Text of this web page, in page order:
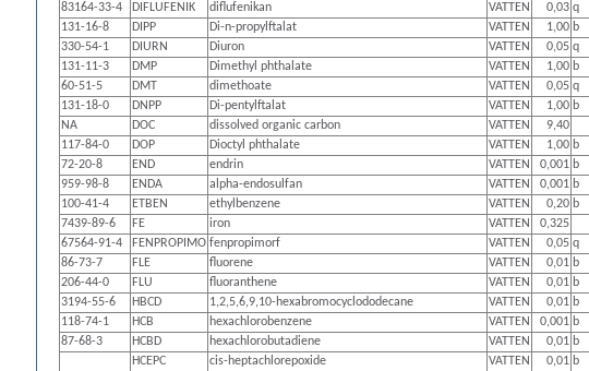
83164-33-4
DIFLUFENIK diflufenikan VATTEN 0,03 q
131-16-8
DIPP Di-n-propylftalat VATTEN 1,00 b
330-54-1
DIURN Diuron VATTEN 0,05 q
131-11-3
DMP Dimethyl phthalate VATTEN 1,00 b
60-51-5
DMT dimethoate VATTEN 0,05 q
131-18-0
DNPP Di-pentylftalat VATTEN 1,00 b
NA
DOC dissolved organic carbon VATTEN 9,40
117-84-0
DOP Dioctyl phthalate VATTEN 1,00 b
72-20-8
END endrin VATTEN 0,001 b
959-98-8
ENDA alpha-endosulfan VATTEN 0,001 b
100-41-4
ETBEN ethylbenzene VATTEN 0,20 b
7439-89-6
FE iron VATTEN 0,325
67564-91-4
FENPROPIMO fenpropimorf VATTEN 0,05 q
86-73-7
FLE fluorene VATTEN 0,01 b
206-44-0
FLU fluoranthene VATTEN 0,01 b
3194-55-6
HBCD 1,2,5,6,9,10-hexabromocyclododecane VATTEN 0,01 b
118-74-1
HCB hexachlorobenzene VATTEN 0,001 b
87-68-3
HCBD hexachlorobutadiene VATTEN 0,01 b
HCEPC
cis-heptachlorepoxide VATTEN 0,01 b